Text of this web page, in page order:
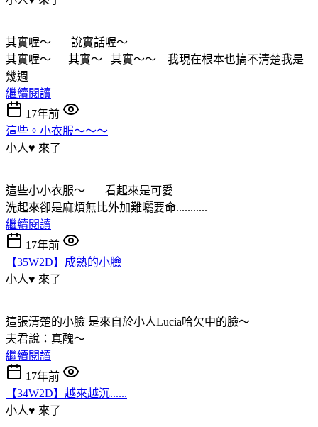
其實喔～ 說實話喔～
其實喔～ 其實～ 其實～～ 我現在根本也搞不清楚我是
幾週
繼續閱讀
17年前
這些。小衣服～～～
小人♥ 來了
這些小小衣服～ 看起來是可愛
洗起來卻是麻煩無比外加難曬要命...........
繼續閱讀
17年前
【35W2D】成熟的小臉
小人♥ 來了
這張清楚的小臉 是來自於小人Lucia哈欠中的臉～
夫君說：真醜～
繼續閱讀
17年前
【34W2D】越來越沉......
小人♥ 來了